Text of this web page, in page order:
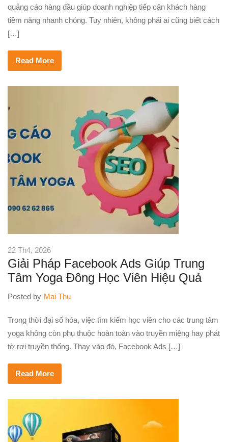
quảng cáo hàng đầu giúp doanh nghiệp tiếp cận khách hàng
tiềm năng nhanh chóng. Tuy nhiên, không phải ai cũng biết cách
[…]
Read More
22 Th4, 2026
Giải Pháp Facebook Ads Giúp Trung
Tâm Yoga Đông Học Viên Hiệu Quả
Posted by Mai Thu
Trong thời đại số hóa, việc tìm kiếm học viên cho các trung tâm
yoga không còn phụ thuộc hoàn toàn vào truyền miệng hay phát
tờ rơi truyền thống. Thay vào đó, Facebook Ads […]
Read More